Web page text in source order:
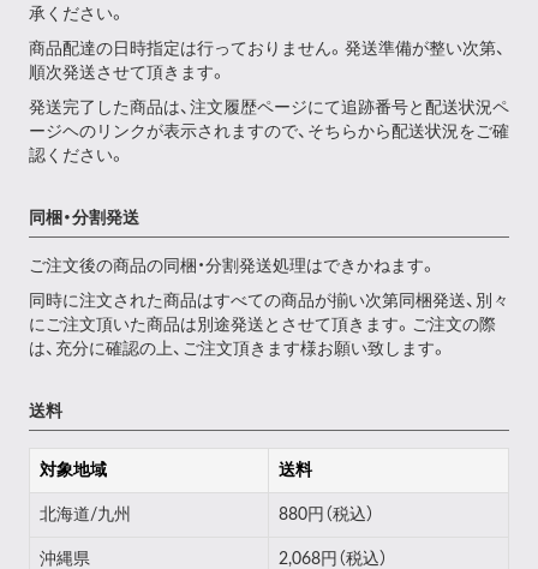
承ください。
商品配達の日時指定は行っておりません。発送準備が整い次第、
順次発送させて頂きます。
発送完了した商品は、注文履歴ページにて追跡番号と配送状況ペ
ージヘのリンクが表示されますので、そちらから配送状況をご確
認ください。
同梱・分割発送
ご注文後の商品の同梱・分割発送処理はできかねます。
同時に注文された商品はすべての商品が揃い次第同梱発送、別々
にご注文頂いた商品は別途発送とさせて頂きます。ご注文の際
は、充分に確認の上、ご注文頂きます様お願い致します。
送料
対象地域 送料
北海道/九州 880円（税込）
沖縄県 2,068円（税込）